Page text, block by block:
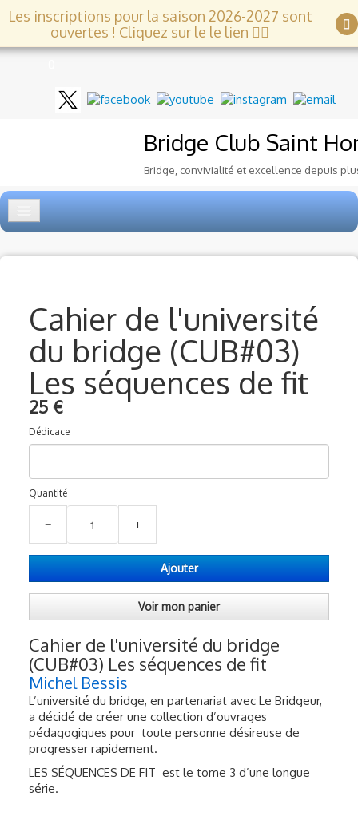
Les inscriptions pour la saison 2026-2027 sont
ouvertes ! Cliquez sur le le lien 👇🏻
Bridge Club Saint
Bridge, convivialité et excellence depuis
Ecole de Bridge ▼
Le Club ▼
Voyages et festivals
Photos▼
Cahier de l'université
du bridge (CUB#03)
Les séquences de fit
25 €
Dédicace
Quantité
− +
Ajouter
Voir mon panier
Cahier de l'université du bridge
(CUB#03) Les séquences de fit
Michel Bessis
L’université du bridge, en partenariat avec Le Bridgeur,
a décidé de créer une collection d’ouvrages
pédagogiques pour toute personne désireuse de
progresser rapidement.
LES SÉQUENCES DE FIT est le tome 3 d’une longue
série.